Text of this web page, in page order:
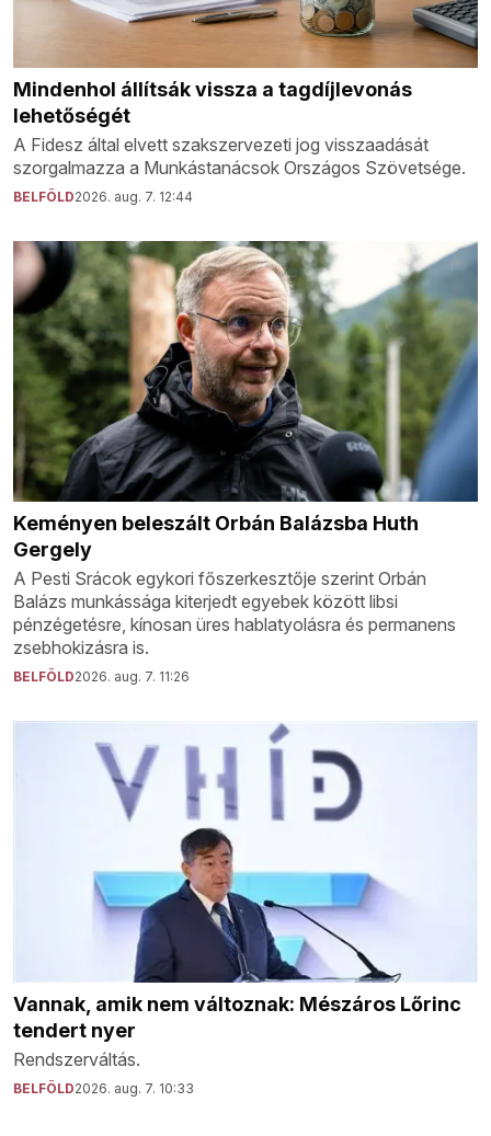
Mindenhol állítsák vissza a tagdíjlevonás
lehetőségét
A Fidesz által elvett szakszervezeti jog visszaadását
szorgalmazza a Munkástanácsok Országos Szövetsége.
BELFÖLD2026. aug. 7. 12:44
Keményen beleszált Orbán Balázsba Huth
Gergely
A Pesti Srácok egykori főszerkesztője szerint Orbán
Balázs munkássága kiterjedt egyebek között libsi
pénzégetésre, kínosan üres hablatyolásra és permanens
zsebhokizásra is.
BELFÖLD2026. aug. 7. 11:26
Vannak, amik nem változnak: Mészáros Lőrinc
tendert nyer
Rendszerváltás.
BELFÖLD2026. aug. 7. 10:33